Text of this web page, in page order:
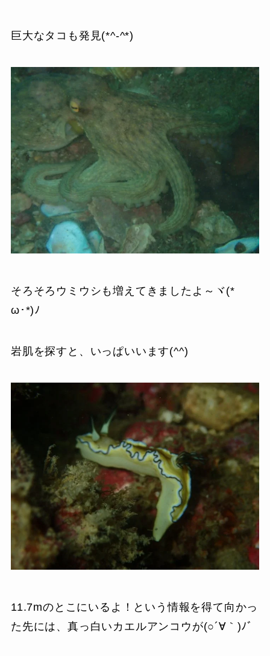
巨大なタコも発見(*^-^*)
そろそろウミウシも増えてきましたよ～ヾ(*ゝ
ω･*)ﾉ
岩肌を探すと、いっぱいいます(^^)
11.7mのとこにいるよ！という情報を得て向かっ
た先には、真っ白いカエルアンコウが(○´∀｀)ﾉﾞ